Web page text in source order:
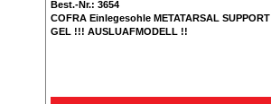
Best.-Nr.: 3654
COFRA Einlegesohle METATARSAL SUPPORT
GEL !!! AUSLUAFMODELL !!